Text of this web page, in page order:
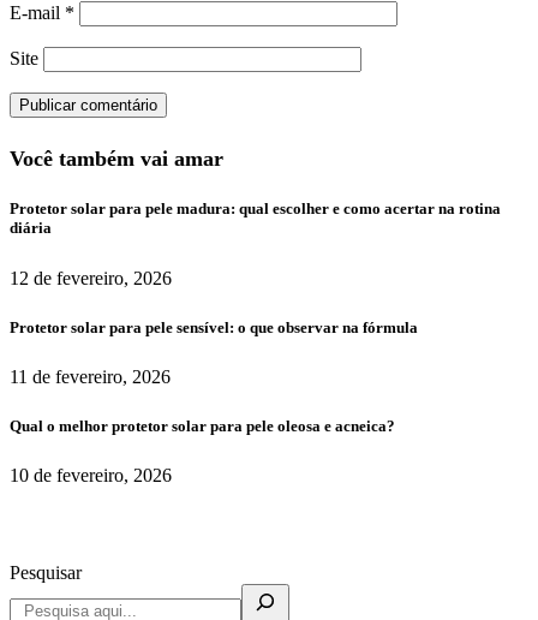
E-mail *
Site
Você também vai amar
Protetor solar para pele madura: qual escolher e como acertar na rotina
diária
12 de fevereiro, 2026
Protetor solar para pele sensível: o que observar na fórmula
11 de fevereiro, 2026
Qual o melhor protetor solar para pele oleosa e acneica?
10 de fevereiro, 2026
Pesquisar